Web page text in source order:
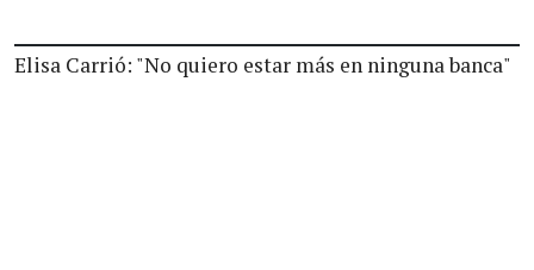
Elisa Carrió: "No quiero estar más en ninguna banca"